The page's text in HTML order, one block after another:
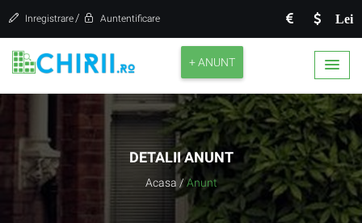
Lei
Inregistrare / Auntentificare
+ ANUNT
DETALII ANUNT
Acasa / Anunt